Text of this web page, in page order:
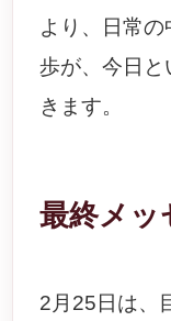
より、日常
歩が、今日と
きます。
最終メッ
2月25日は、